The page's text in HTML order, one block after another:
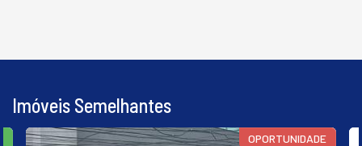
Imóveis Semelhantes
OPORTUNIDADE